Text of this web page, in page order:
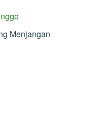
Menjangan